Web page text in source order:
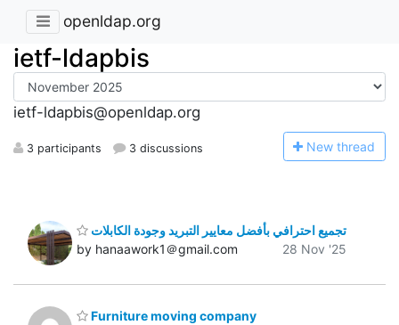
openldap.org
ietf-ldapbis
ietf-ldapbis@openldap.org
3 participants 3 discussions New thread
تجميع احترافي بأفضل معايير التبريد وجودة الكابلات
by hanaawork1＠gmail.com
28 Nov '25
Furniture moving company